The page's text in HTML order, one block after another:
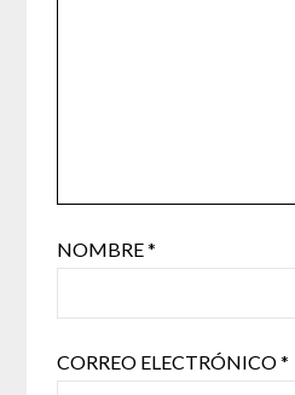
NOMBRE*
CORREO ELECTRÓNICO*